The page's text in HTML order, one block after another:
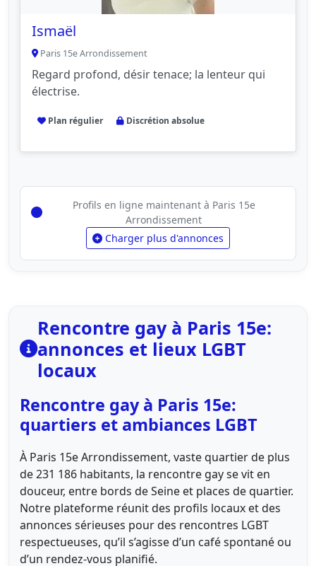
Ismaël
Paris 15e Arrondissement
Regard profond, désir tenace; la lenteur qui
électrise.
Plan régulier Discrétion absolue
Profils en ligne maintenant à Paris 15e
Arrondissement
Charger plus d'annonces
Rencontre gay à Paris 15e:
annonces et lieux LGBT
locaux
Rencontre gay à Paris 15e:
quartiers et ambiances LGBT
À Paris 15e Arrondissement, vaste quartier de plus
de 231 186 habitants, la rencontre gay se vit en
douceur, entre bords de Seine et places de quartier.
Notre plateforme réunit des profils locaux et des
annonces sérieuses pour des rencontres LGBT
respectueuses, qu’il s’agisse d’un café spontané ou
d’un rendez-vous planifié.